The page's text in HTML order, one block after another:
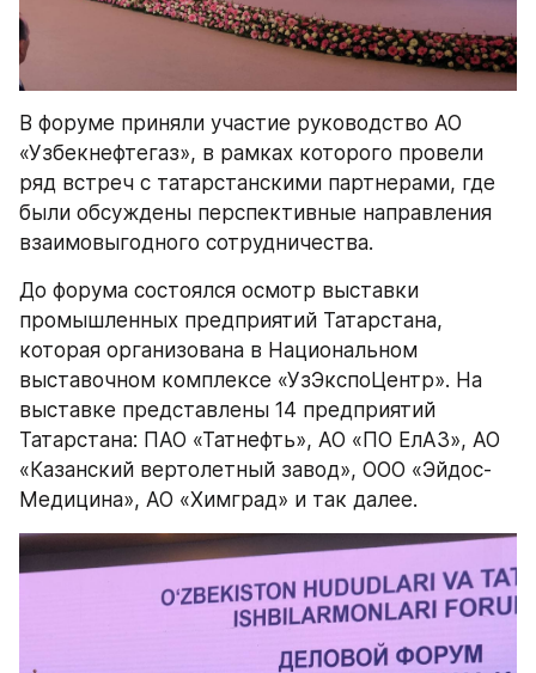
В форуме приняли участие руководство АО
«Узбекнефтегаз», в рамках которого провели
ряд встреч с татарстанскими партнерами, где
были обсуждены перспективные направления
взаимовыгодного сотрудничества.
До форума состоялся осмотр выставки
промышленных предприятий Татарстана,
которая организована в Национальном
выставочном комплексе «УзЭкспоЦентр». На
выставке представлены 14 предприятий
Татарстана: ПАО «Татнефть», АО «ПО ЕлАЗ», АО
«Казанский вертолетный завод», ООО «Эйдос-
Медицина», АО «Химград» и так далее.